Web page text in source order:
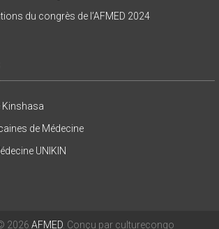
du congrès de l’AFMED 2024
Kinshasa
de Médecine
UNIKIN
2026 AFMED. Conçu par culturecongo